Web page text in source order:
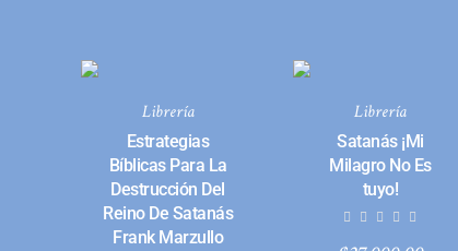
Librería
Estrategias
Bíblicas Para La
Destrucción Del
Reino De Satanás
Frank Marzullo
Librería
Satanás ¡Mi
Milagro No Es
tuyo!